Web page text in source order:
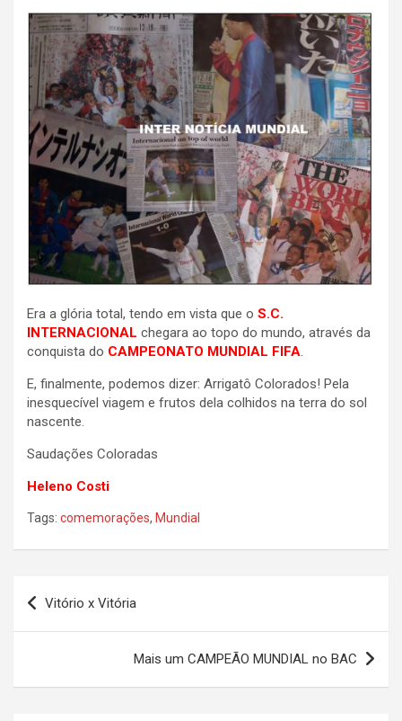
Era a glória total, tendo em vista que o S.C.
INTERNACIONAL chegara ao topo do mundo, através da
conquista do CAMPEONATO MUNDIAL FIFA.
E, finalmente, podemos dizer: Arrigatô Colorados! Pela
inesquecível viagem e frutos dela colhidos na terra do sol
nascente.
Saudações Coloradas
Heleno Costi
Tags: comemorações, Mundial
Navegação
de
Vitório x Vitória
Mais um CAMPEÃO MUNDIAL no BAC